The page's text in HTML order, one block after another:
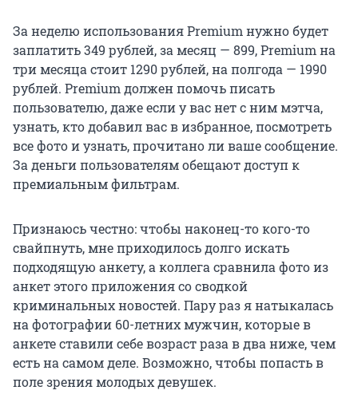
За неделю использования Premium нужно будет
заплатить 349 рублей, за месяц — 899, Premium на
три месяца стоит 1290 рублей, на полгода — 1990
рублей. Premium должен помочь писать
пользователю, даже если у вас нет с ним мэтча,
узнать, кто добавил вас в избранное, посмотреть
все фото и узнать, прочитано ли ваше сообщение.
За деньги пользователям обещают доступ к
премиальным фильтрам.
Признаюсь честно: чтобы наконец-то кого-то
свайпнуть, мне приходилось долго искать
подходящую анкету, а коллега сравнила фото из
анкет этого приложения со сводкой
криминальных новостей. Пару раз я натыкалась
на фотографии 60-летних мужчин, которые в
анкете ставили себе возраст раза в два ниже, чем
есть на самом деле. Возможно, чтобы попасть в
поле зрения молодых девушек.